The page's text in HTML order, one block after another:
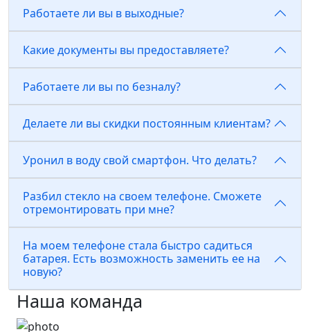
Работаете ли вы в выходные?
Какие документы вы предоставляете?
Работаете ли вы по безналу?
Делаете ли вы скидки постоянным клиентам?
Уронил в воду свой смартфон. Что делать?
Разбил стекло на своем телефоне. Сможете
отремонтировать при мне?
На моем телефоне стала быстро садиться
батарея. Есть возможность заменить ее на
новую?
Наша команда